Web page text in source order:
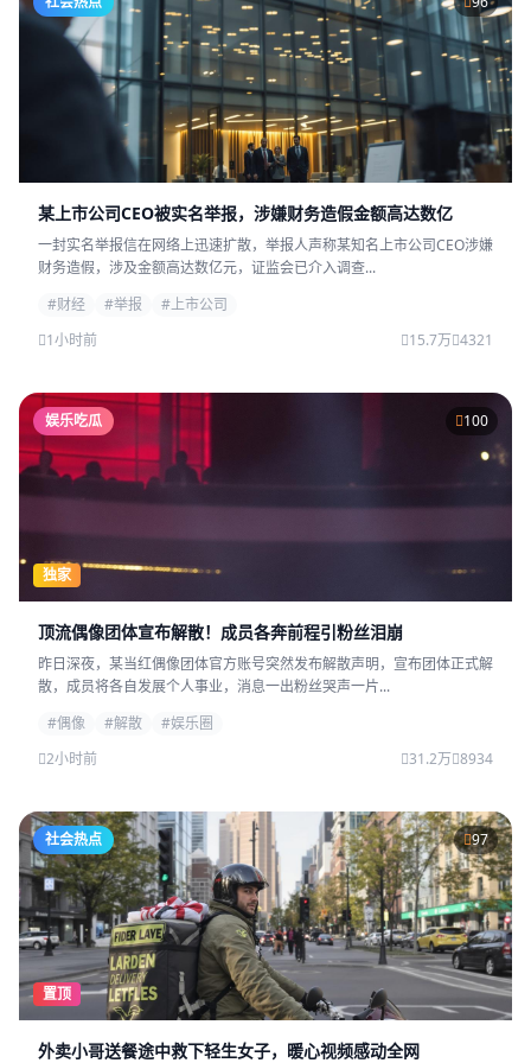
某上市公司CEO被实名举报，涉嫌财务造假金额高达数亿
一封实名举报信在网络上迅速扩散，举报人声称某知名上市公司CEO涉嫌
财务造假，涉及金额高达数亿元，证监会已介入调查...
#财经
#举报
#上市公司
1小时前
15.7万 4321
娱乐吃瓜 100
独家
顶流偶像团体宣布解散！成员各奔前程引粉丝泪崩
昨日深夜，某当红偶像团体官方账号突然发布解散声明，宣布团体正式解
散，成员将各自发展个人事业，消息一出粉丝哭声一片...
#偶像
#解散
#娱乐圈
2小时前
31.2万 8934
社会热点 97
置顶
外卖小哥送餐途中救下轻生女子，暖心视频感动全网